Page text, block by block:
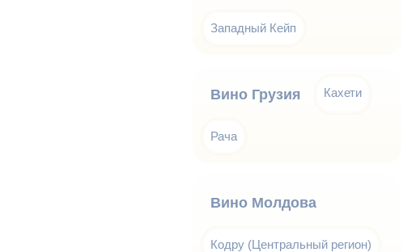
Западный Кейп
Вино Грузия Кахети
Рача
Вино Молдова
Кодру (Центральный регион)